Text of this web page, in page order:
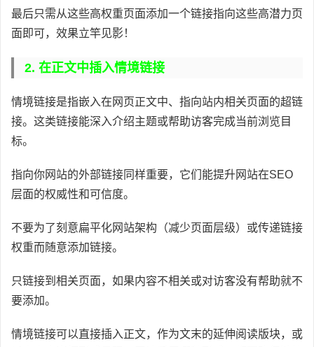
最后只需从这些高权重页面添加一个链接指向这些高潜力页
面即可，效果立竿见影！
2. 在正文中插入情境链接
情境链接是指嵌入在网页正文中、指向站内相关页面的超链
接。这类链接能深入介绍主题或帮助访客完成当前浏览目
标。
指向你网站的外部链接同样重要，它们能提升网站在SEO
层面的权威性和可信度。
不要为了刻意扁平化网站架构（减少页面层级）或传递链接
权重而随意添加链接。
只链接到相关页面，如果内容不相关或对访客没有帮助就不
要添加。
情境链接可以直接插入正文，作为文末的延伸阅读版块，或